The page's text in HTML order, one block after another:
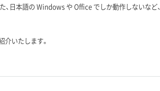
、日本語の Windows や Office でしか動作しないなど、
介いたします。